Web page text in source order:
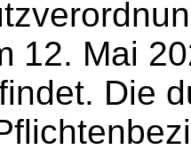
12. Mai
Die